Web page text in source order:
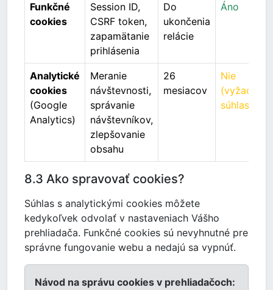
Funkčné
cookies
Session ID,
CSRF token,
zapamätanie
prihlásenia
Do
ukončenia
relácie
Áno
Analytické
cookies
(Google
Analytics)
Meranie
návštevnosti,
správanie
návštevníkov,
zlepšovanie
obsahu
26
mesiacov
Nie
(vyžaduje
súhlas)
8.3 Ako spravovať cookies?
Súhlas s analytickými cookies môžete
kedykoľvek odvolať v nastaveniach Vášho
prehliadača. Funkčné cookies sú nevyhnutné pre
správne fungovanie webu a nedajú sa vypnúť.
Návod na správu cookies v prehliadačoch: